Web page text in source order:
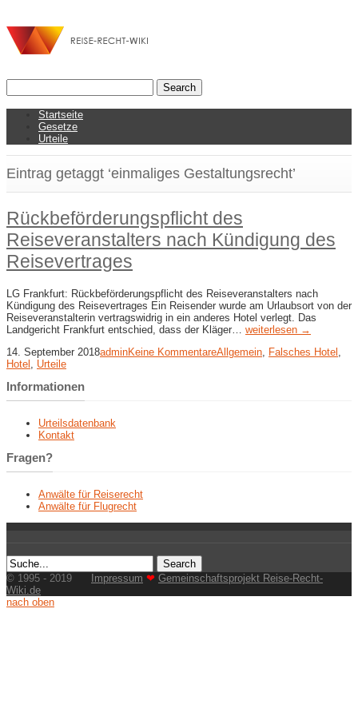
Startseite
Gesetze
Urteile
Eintrag getaggt ‘einmaliges Gestaltungsrecht’
Rückbeförderungspflicht des
Reiseveranstalters nach Kündigung des
Reisevertrages
LG Frankfurt: Rückbeförderungspflicht des Reiseveranstalters nach
Kündigung des Reisevertrages Ein Reisender wurde am Urlaubsort von der
Reiseveranstalterin vertragswidrig in ein anderes Hotel verlegt. Das
Landgericht Frankfurt entschied, dass der Kläger… weiterlesen →
14. September 2018adminKeine KommentareAllgemein, Falsches Hotel ,
Hotel , Urteile
Informationen
Urteilsdatenbank
Kontakt
Fragen?
Anwälte für Reiserecht
Anwälte für Flugrecht
© 1995 - 2019 Impressum ❤ Gemeinschaftsprojekt Reise-Recht-
Wiki.de
nach oben